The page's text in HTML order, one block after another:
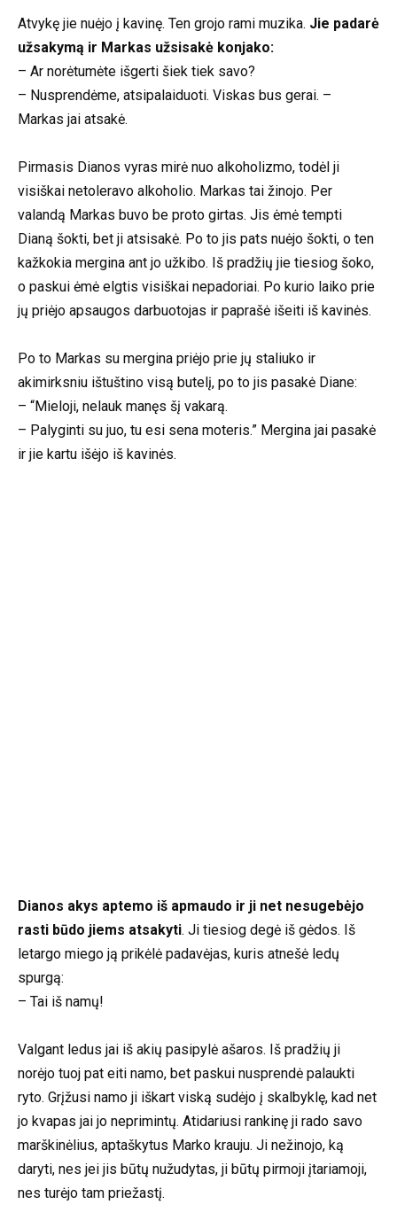
Atvykę jie nuėjo į kavinę. Ten grojo rami muzika. Jie padarė
užsakymą ir Markas užsisakė konjako:
– Ar norėtumėte išgerti šiek tiek savo?
– Nusprendėme, atsipalaiduoti. Viskas bus gerai. –
Markas jai atsakė.
Pirmasis Dianos vyras mirė nuo alkoholizmo, todėl ji
visiškai netoleravo alkoholio. Markas tai žinojo. Per
valandą Markas buvo be proto girtas. Jis ėmė tempti
Dianą šokti, bet ji atsisakė. Po to jis pats nuėjo šokti, o ten
kažkokia mergina ant jo užkibo. Iš pradžių jie tiesiog šoko,
o paskui ėmė elgtis visiškai nepadoriai. Po kurio laiko prie
jų priėjo apsaugos darbuotojas ir paprašė išeiti iš kavinės.
Po to Markas su mergina priėjo prie jų staliuko ir
akimirksniu ištuštino visą butelį, po to jis pasakė Diane:
– “Mieloji, nelauk manęs šį vakarą.
– Palyginti su juo, tu esi sena moteris.” Mergina jai pasakė
ir jie kartu išėjo iš kavinės.
Dianos akys aptemo iš apmaudo ir ji net nesugebėjo
rasti būdo jiems atsakyti. Ji tiesiog degė iš gėdos. Iš
letargo miego ją prikėlė padavėjas, kuris atnešė ledų
spurgą:
– Tai iš namų!
Valgant ledus jai iš akių pasipylė ašaros. Iš pradžių ji
norėjo tuoj pat eiti namo, bet paskui nusprendė palaukti
ryto. Grįžusi namo ji iškart viską sudėjo į skalbyklę, kad net
jo kvapas jai jo neprimintų. Atidariusi rankinę ji rado savo
marškinėlius, aptaškytus Marko krauju. Ji nežinojo, ką
daryti, nes jei jis būtų nužudytas, ji būtų pirmoji įtariamoji,
nes turėjo tam priežastį.